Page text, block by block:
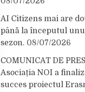
AI Citizens mai are
până la începutul
sezon. 08/07/2026
COMUNICAT DE
Asociația NOI a
succes proiectul